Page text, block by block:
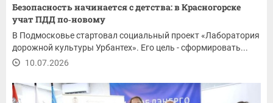
Безопасность начинается с детства: в Красногорске
учат ПДД по‑новому
В Подмосковье стартовал социальный проект «Лаборатория
дорожной культуры Урбантех». Его цель - сформировать...
10.07.2026